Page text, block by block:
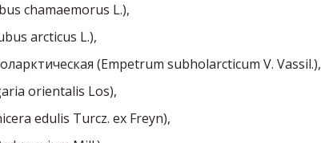
chamaemorus L.),
arcticus L.),
(Empetrum subholarcticum V. Vassil.),
orientalis Los),
edulis Turcz. ex Freyn),